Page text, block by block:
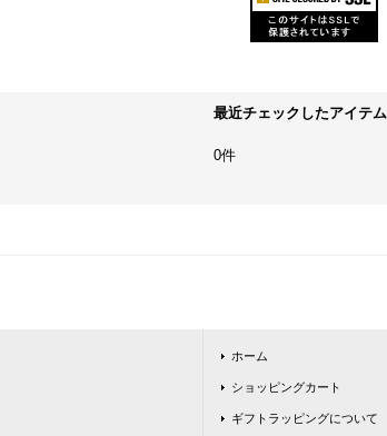
最近チェックしたアイテム
0件
ホーム
ショッピングカート
ギフトラッピングについて